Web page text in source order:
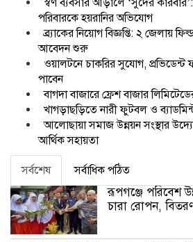
পরিবারকে হয়রানির অভিযোগ
ব্র্যাকের নিয়োগ বিজ্ঞপ্তি: ২ জেলায়
আবেদন শুরু
ওয়ালটনে চাকরির সুযোগ,
পাবেন
বাগদা বাজারে ফ্রেশ বাজার
খাগড়াছড়িতে নারী ফুটবল ও
আলোছায়া সমাজ উন্নয়ন সংস্থার
আর্থিক সহায়তা
সর্বশেষ সর্বাধিক পঠিত
রূপগঞ্জে পরিবেশ
চারা রোপন,